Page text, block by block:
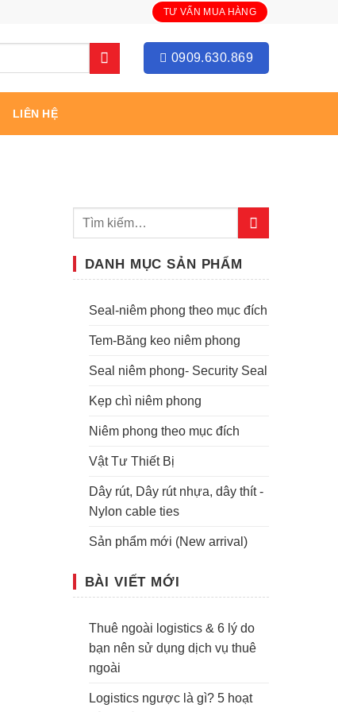
TƯ VẤN MUA HÀNG
0909.630.869
LIÊN HỆ
DANH MỤC SẢN PHẨM
Seal-niêm phong theo mục đích
Tem-Băng keo niêm phong
Seal niêm phong- Security Seal
Kẹp chì niêm phong
Niêm phong theo mục đích
Vật Tư Thiết Bị
Dây rút, Dây rút nhựa, dây thít -
Nylon cable ties
Sản phẩm mới (New arrival)
BÀI VIẾT MỚI
Thuê ngoài logistics & 6 lý do
bạn nên sử dụng dịch vụ thuê
ngoài
Logistics ngược là gì? 5 hoạt